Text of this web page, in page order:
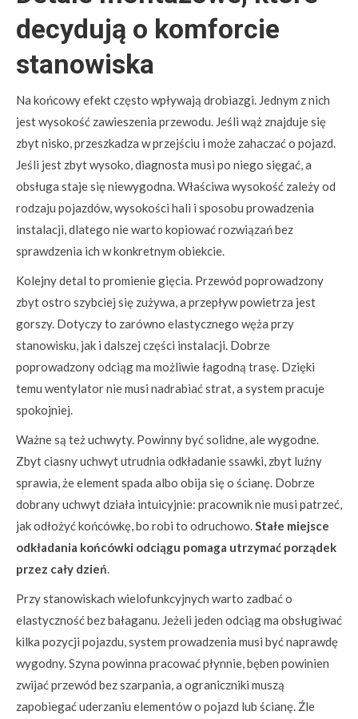
decydują o komforcie
stanowiska
Na końcowy efekt często wpływają drobiazgi. Jednym z nich
jest wysokość zawieszenia przewodu. Jeśli wąż znajduje się
zbyt nisko, przeszkadza w przejściu i może zahaczać o pojazd.
Jeśli jest zbyt wysoko, diagnosta musi po niego sięgać, a
obsługa staje się niewygodna. Właściwa wysokość zależy od
rodzaju pojazdów, wysokości hali i sposobu prowadzenia
instalacji, dlatego nie warto kopiować rozwiązań bez
sprawdzenia ich w konkretnym obiekcie.
Kolejny detal to promienie gięcia. Przewód poprowadzony
zbyt ostro szybciej się zużywa, a przepływ powietrza jest
gorszy. Dotyczy to zarówno elastycznego węża przy
stanowisku, jak i dalszej części instalacji. Dobrze
poprowadzony odciąg ma możliwie łagodną trasę. Dzięki
temu wentylator nie musi nadrabiać strat, a system pracuje
spokojniej.
Ważne są też uchwyty. Powinny być solidne, ale wygodne.
Zbyt ciasny uchwyt utrudnia odkładanie ssawki, zbyt luźny
sprawia, że element spada albo obija się o ścianę. Dobrze
dobrany uchwyt działa intuicyjnie: pracownik nie musi patrzeć,
jak odłożyć końcówkę, bo robi to odruchowo. Stałe miejsce
odkładania końcówki odciągu pomaga utrzymać porządek
przez cały dzień
Przy stanowiskach wielofunkcyjnych warto zadbać o
elastyczność bez bałaganu. Jeżeli jeden odciąg ma obsługiwać
kilka pozycji pojazdu, system prowadzenia musi być naprawdę
wygodny. Szyna powinna pracować płynnie, bęben powinien
zwijać przewód bez szarpania, a ograniczniki muszą
zapobiegać uderzaniu elementów o pojazd lub ścianę. Źle